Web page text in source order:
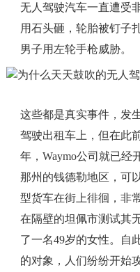
无人驾驶汽车一直遭受
用石头砸，轮胎被钉子
男子用左轮手枪威胁。
这些都是真实事件，发
驾驶出租车上，但在此
年，Waymo公司就已经
那州的钱德勒地区，可
型货车在街上徘徊，非
在隔壁的坦佩市测试其
了一名49岁的女性。自
的对象，人们纷纷开始